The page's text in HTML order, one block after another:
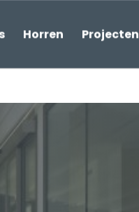
Horren Projecten